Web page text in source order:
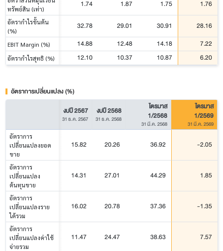
ทรัพย์สิน (เท่า)
1.74 1.87 1.75 1.76
อัตรากำไรขั้นต้น
(%)
32.78 29.01 30.91 28.16
EBIT Margin (%) 14.88 12.48 14.18 7.22
อัตรากำไรสุทธิ (%) 12.10 10.37 10.87 6.20
อัตราการเปลี่ยนแปลง (%)
งบปี 2567
31 ธ.ค. 2567
งบปี 2568
31 ธ.ค. 2568
ไตรมาส
1/2568
31 มี.ค. 2568
ไตรมาส
1/2569
31 มี.ค. 2569
อัตราการ
เปลี่ยนแปลงยอด
ขาย
15.82 20.26 36.92 -2.05
อัตราการ
เปลี่ยนแปลง
ต้นทุนขาย
14.31 27.01 44.29 1.85
อัตราการ
เปลี่ยนแปลงราย
ได้รวม
16.02 20.78 37.36 -1.35
อัตราการ
เปลี่ยนแปลงค่าใช้
จ่ายรวม
11.47 24.47 38.63 7.57